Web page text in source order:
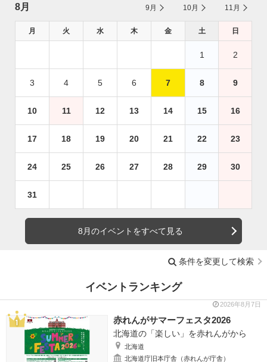
8月 9月 10月 11月
月 火 水 木 金 土 日
1 2
3 4 5 6 7 8 9
10 11 12 13 14 15 16
17 18 19 20 21 22 23
24 25 26 27 28 29 30
31
8月のイベントをすべて見る
条件を変更して検索
イベントランキング
2026年8月7日
赤れんがサマーフェスタ2026
北海道の「楽しい」を赤れんがから
北海道
北海道庁旧本庁舎（赤れんが庁舎）